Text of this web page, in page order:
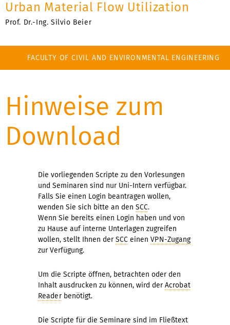
Urban Material Flow Utilization
Prof. Dr.-Ing. Silvio Beier
FACULTY OF CIVIL AND ENVIRONMENTAL ENGINEERING
Hinweise zum
Download
Die vorliegenden Scripte zu den Vorlesungen
und Seminaren sind nur Uni-Intern verfügbar.
Falls Sie einen Login beantragen wollen,
wenden Sie sich bitte an den SCC.
Wenn Sie bereits einen Login haben und von
zu Hause auf interne Unterlagen zugreifen
wollen, stellt Ihnen derSCC einenVPN-Zugang
zur Verfügung.
Um die Scripte öffnen, betrachten oder den
Inhalt ausdrucken zu können, wird derAcrobat
Readerbenötigt.
Die Scripte für die Seminare sind im Fließtext